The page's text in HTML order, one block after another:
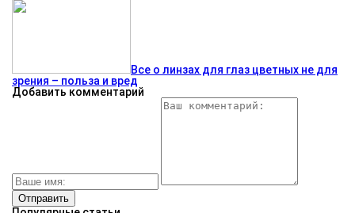
Все о линзах для глаз цветных не для
зрения – польза и вред
Добавить комментарий